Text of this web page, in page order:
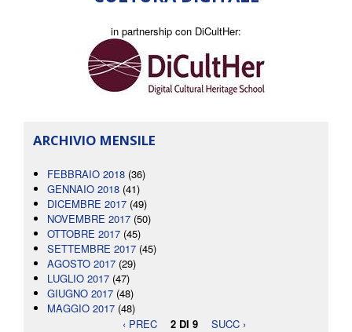
in partnership con DiCultHer:
ARCHIVIO MENSILE
FEBBRAIO 2018 (36)
GENNAIO 2018 (41)
DICEMBRE 2017 (49)
NOVEMBRE 2017 (50)
OTTOBRE 2017 (45)
SETTEMBRE 2017 (45)
AGOSTO 2017 (29)
LUGLIO 2017 (47)
GIUGNO 2017 (48)
MAGGIO 2017 (48)
‹ PREC
2 DI 9 SUCC ›